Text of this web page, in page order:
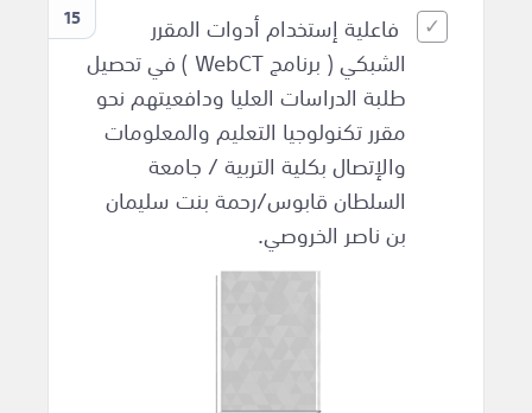
15
فاعلية إستخدام أدوات المقرر
الشبكي ( برنامج WebCT ) في تحصيل
طلبة الدراسات العليا ودافعيتهم نحو
مقرر تكنولوجيا التعليم والمعلومات
والإتصال بكلية التربية / جامعة
السلطان قابوس/رحمة بنت سليمان
بن ناصر الخروصي.